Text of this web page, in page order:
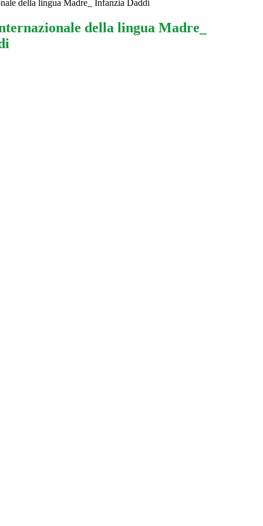
della lingua Madre_ Infanzia Daddi
della lingua Madre_